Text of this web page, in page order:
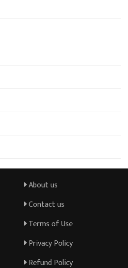
About us
Contact us
Terms of Use
Privacy Policy
Refund Policy